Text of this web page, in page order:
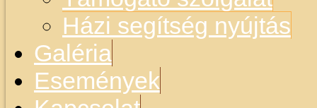
Házi segítség nyújtás
Galéria
Események